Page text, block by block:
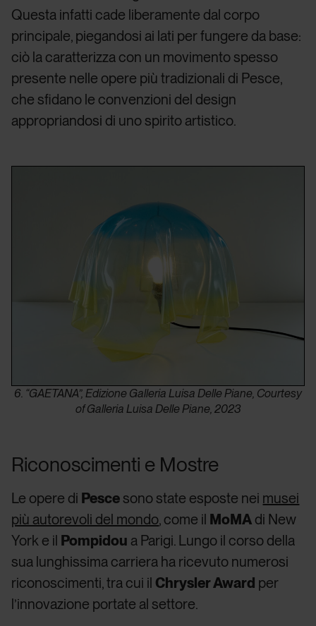
Questa infatti cade liberamente dal corpo
principale, piegandosi ai lati per fungere da base:
ciò la caratterizza con un movimento spesso
presente nelle opere più tradizionali di Pesce,
che sfidano le convenzioni del design
appropriandosi di uno spirito artistico.
6. “GAETANA”, Edizione Galleria Luisa Delle Piane, Courtesy
of Galleria Luisa Delle Piane, 2023
Riconoscimenti e Mostre
Le opere di Pesce sono state esposte nei musei
più autorevoli del mondo, come il MoMA di New
York e il Pompidou a Parigi. Lungo il corso della
sua lunghissima carriera ha ricevuto numerosi
riconoscimenti, tra cui il Chrysler Award per
l’innovazione portate al settore.